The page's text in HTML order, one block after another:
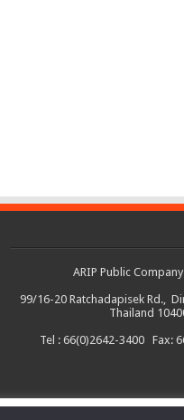
ARIP Public
99/16-20 Ratchadapisek Rd.,
Thailand
Tel : 66(0)2642-3400 Fax: